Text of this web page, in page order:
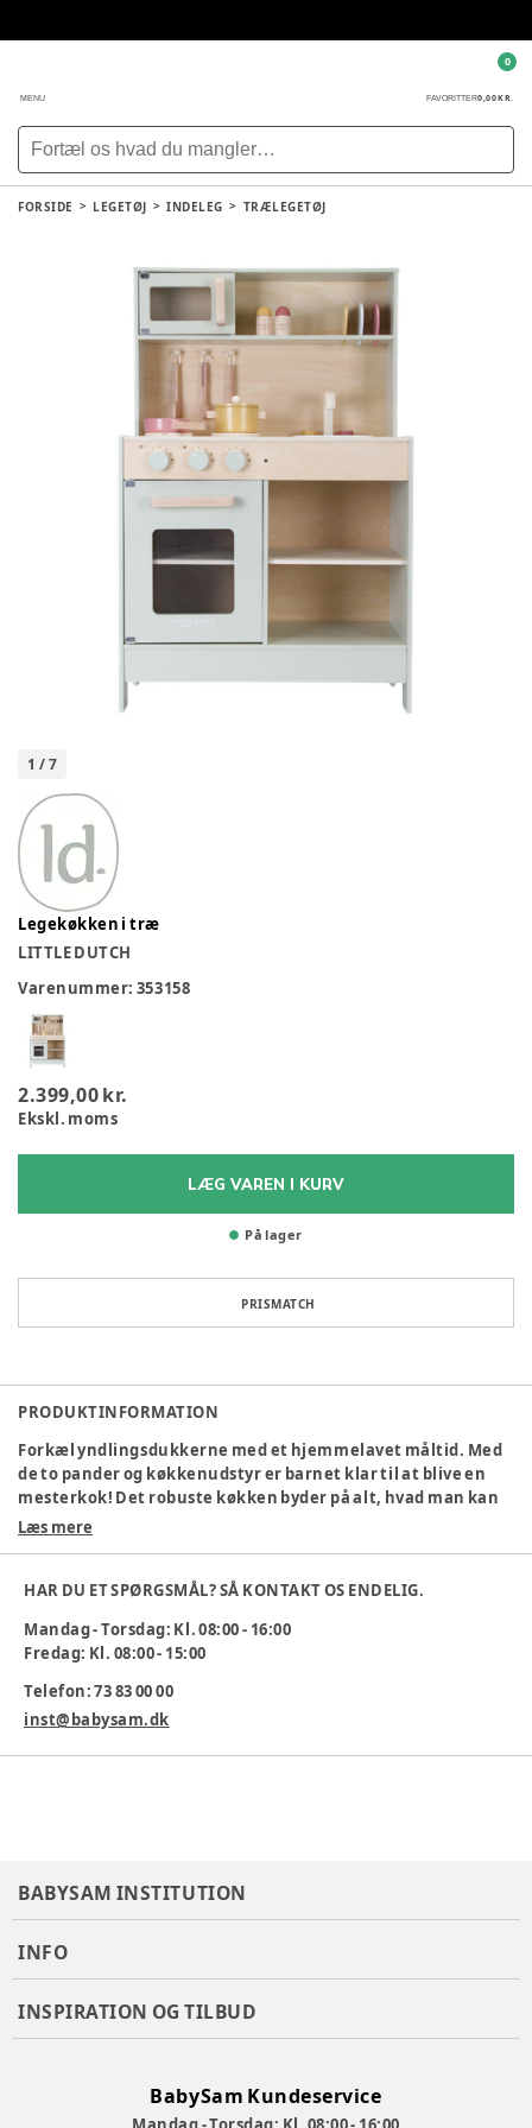
MENU FAVORITTER0,00 KR.
0
FORSIDE LEGETØJ INDELEG TRÆLEGETØJ
1 /7
Legekøkken i træ
LITTLE DUTCH
Varenummer: 353158
2.399,00 kr.
Ekskl. moms
LÆG VAREN I KURV
På lager
PRISMATCH
PRODUKTINFORMATION
Forkæl yndlingsdukkerne med et hjemmelavet måltid. Med
de to pander og køkkenudstyr er barnet klar til at blive en
mesterkok! Det robuste køkken byder på alt, hvad man kan
forestille sig. Man kan bage en tærte i ovnen, tilberede nogle
skab til at opbevare dagligvarer. Småbørn elsker at
til rollespil, kreativitet, motorik og fantasi.
Mål: 58x28x91 cm.
Alder:3 år+
Varenummer:353158
Læs mere
HAR DU ET SPØRGSMÅL? SÅ KONTAKT OS ENDELIG.
Mandag - Torsdag: Kl. 08:00 - 16:00
Fredag: Kl. 08:00 - 15:00
Telefon: 73 83 00 00
inst@babysam.dk
BABYSAM INSTITUTION
INFO
INSPIRATION OG TILBUD
BabySam Kundeservice